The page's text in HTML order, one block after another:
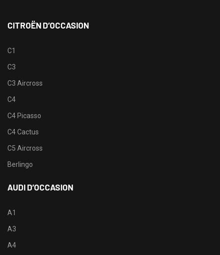
CITROËN D’OCCASION
C1
C3
C3 Aircross
C4
C4 Picasso
C4 Cactus
C5 Aircross
Berlingo
AUDI D’OCCASION
A1
A3
A4